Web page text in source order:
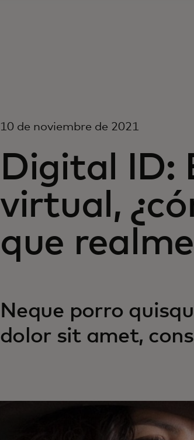
10 de noviembre de 2021
Digital ID:
virtual,
que
Neque porro
dolor sit amet,